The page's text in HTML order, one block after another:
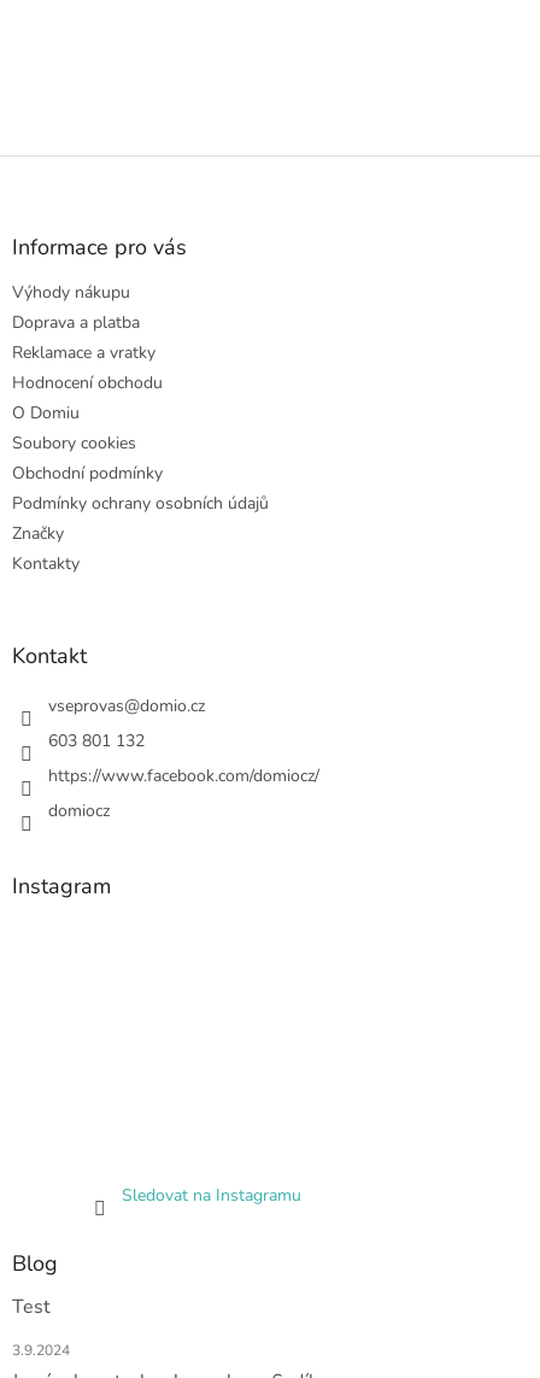
Z
Informace pro vás
Výhody nákupu
Doprava a platba
Reklamace a vratky
Hodnocení obchodu
O Domiu
Soubory cookies
Obchodní podmínky
Podmínky ochrany osobních údajů
Značky
Kontakty
Kontakt
vseprovas@domio.cz
603 801 132
https://www.facebook.com/domiocz/
domiocz
Instagram
Sledovat na Instagramu
Blog
Test
3.9.2024